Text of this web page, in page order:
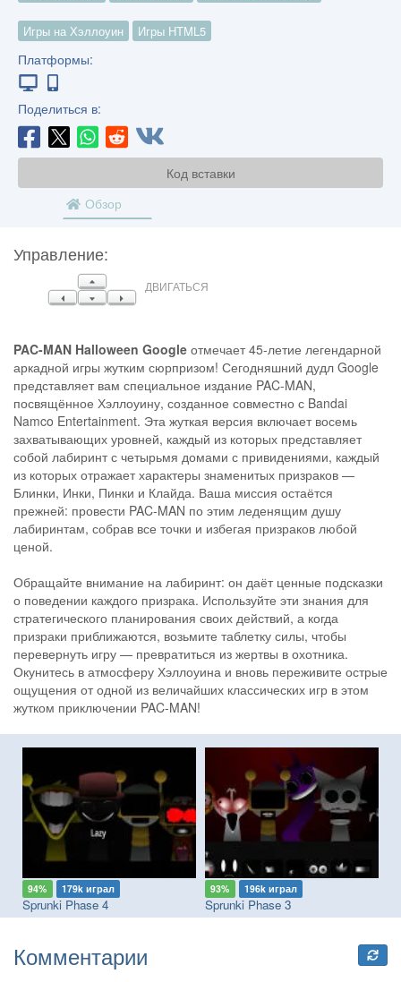
Игры на Хэллоуин Игры HTML5
Платформы:
Поделиться в:
Код вставки
Обзор
Управление:
ВВЕРХ
ОСТАВИЛВНИЗПРАВИЛЬНО
ДВИГАТЬСЯ
PAC-MAN Halloween Google отмечает 45-летие легендарной
аркадной игры жутким сюрпризом! Сегодняшний дудл Google
представляет вам специальное издание PAC-MAN,
посвящённое Хэллоуину, созданное совместно с Bandai
Namco Entertainment. Эта жуткая версия включает восемь
захватывающих уровней, каждый из которых представляет
собой лабиринт с четырьмя домами с привидениями, каждый
из которых отражает характеры знаменитых призраков —
Блинки, Инки, Пинки и Клайда. Ваша миссия остаётся
прежней: провести PAC-MAN по этим леденящим душу
лабиринтам, собрав все точки и избегая призраков любой
ценой.
Обращайте внимание на лабиринт: он даёт ценные подсказки
о поведении каждого призрака. Используйте эти знания для
стратегического планирования своих действий, а когда
призраки приближаются, возьмите таблетку силы, чтобы
перевернуть игру — превратиться из жертвы в охотника.
Окунитесь в атмосферу Хэллоуина и вновь переживите острые
ощущения от одной из величайших классических игр в этом
жутком приключении PAC-MAN!
94% 179k играл
Sprunki Phase 4
93% 196k играл
Sprunki Phase 3
Комментарии